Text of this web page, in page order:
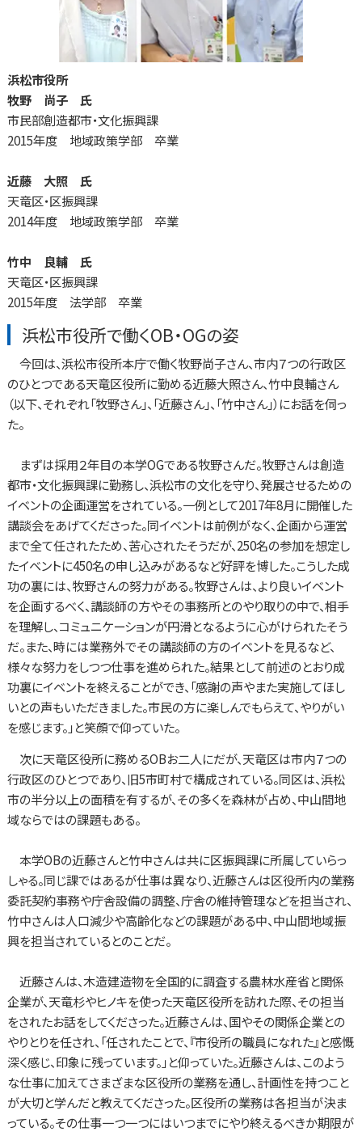
浜松市役所
牧野 尚子 氏
市民部創造都市・文化振興課
2015年度 地域政策学部 卒業
近藤 大照 氏
天竜区・区振興課
2014年度 地域政策学部 卒業
竹中 良輔 氏
天竜区・区振興課
2015年度 法学部 卒業
浜松市役所で働くOB・OGの姿
今回は、浜松市役所本庁で働く牧野尚子さん、市内７つの行政区
のひとつである天竜区役所に勤める近藤大照さん、竹中良輔さん
（以下、それぞれ「牧野さん」、「近藤さん」、「竹中さん」）にお話を伺っ
た。
まずは採用２年目の本学OGである牧野さんだ。牧野さんは創造
都市・文化振興課に勤務し、浜松市の文化を守り、発展させるための
イベントの企画運営をされている。一例として2017年8月に開催した
講談会をあげてくださった。同イベントは前例がなく、企画から運営
まで全て任されたため、苦心されたそうだが、250名の参加を想定し
たイベントに450名の申し込みがあるなど好評を博した。こうした成
功の裏には、牧野さんの努力がある。牧野さんは、より良いイベント
を企画するべく、講談師の方やその事務所とのやり取りの中で、相手
を理解し、コミュニケーションが円滑となるように心がけられたそう
だ。また、時には業務外でその講談師の方のイベントを見るなど、
様々な努力をしつつ仕事を進められた。結果として前述のとおり成
功裏にイベントを終えることができ、「感謝の声やまた実施してほし
いとの声もいただきました。市民の方に楽しんでもらえて、やりがい
を感じます。」と笑顔で仰っていた。
次に天竜区役所に務めるOBお二人にだが、天竜区は市内７つの
行政区のひとつであり、旧5市町村で構成されている。同区は、浜松
市の半分以上の面積を有するが、その多くを森林が占め、中山間地
域ならではの課題もある。
本学OBの近藤さんと竹中さんは共に区振興課に所属していらっ
しゃる。同じ課ではあるが仕事は異なり、近藤さんは区役所内の業務
委託契約事務や庁舎設備の調整、庁舎の維持管理などを担当され、
竹中さんは人口減少や高齢化などの課題がある中、中山間地域振
興を担当されているとのことだ。
近藤さんは、木造建造物を全国的に調査する農林水産省と関係
企業が、天竜杉やヒノキを使った天竜区役所を訪れた際、その担当
をされたお話をしてくださった。近藤さんは、国やその関係企業との
やりとりを任され、「任されたことで、『市役所の職員になれた』と感慨
深く感じ、印象に残っています。」と仰っていた。近藤さんは、このよう
な仕事に加えてさまざまな区役所の業務を通し、計画性を持つこと
が大切と学んだと教えてくださった。区役所の業務は各担当が決ま
っている。その仕事一つ一つにはいつまでにやり終えるべきか期限が